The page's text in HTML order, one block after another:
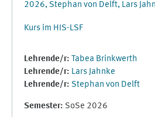
2026, Stephan von Delft, Lars
Kurs im HIS-LSF
Lehrende/r: Tabea Brinkwerth
Lehrende/r: Lars Jahnke
Lehrende/r: Stephan von Delft
Semester: SoSe 2026